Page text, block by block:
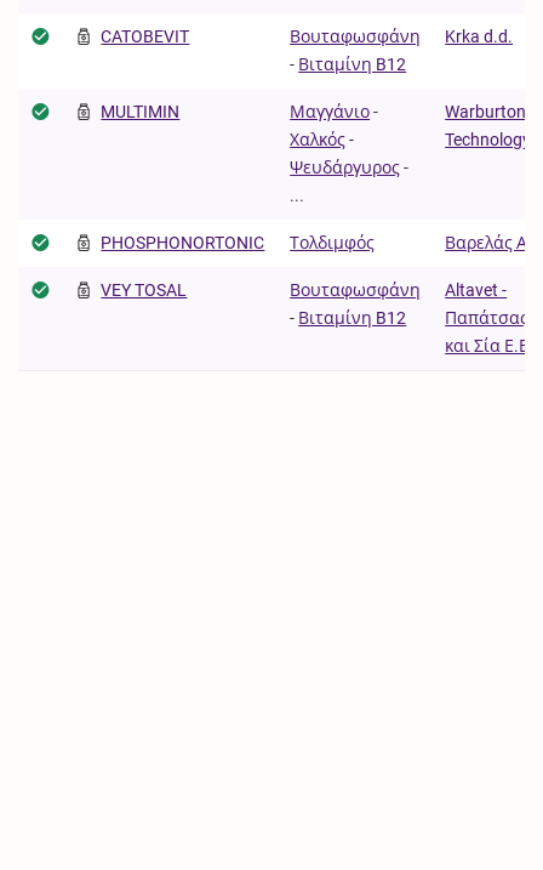
CATOBEVIT
Βουταφωσφάνη
- Βιταμίνη B12
Krka d.d.
MULTIMIN Μαγγάνιο-
Χαλκός-
Ψευδάργυρος-
...
Warburton
Technology
PHOSPHONORTONIC Τολδιμφός Βαρελάς
VEY TOSAL
Βουταφωσφάνη
- Βιταμίνη B12
Altavet -
Παπάτσας Ι.
και Σία Ε.Ε.